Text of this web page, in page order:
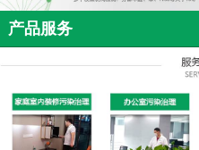
产品服务